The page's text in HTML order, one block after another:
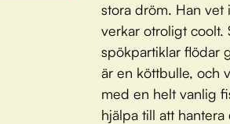
stora dröm. Han
verkar otroligt coolt.
spökpartiklar flödar
är en köttbulle, och
med en helt vanlig
hjälpa till att